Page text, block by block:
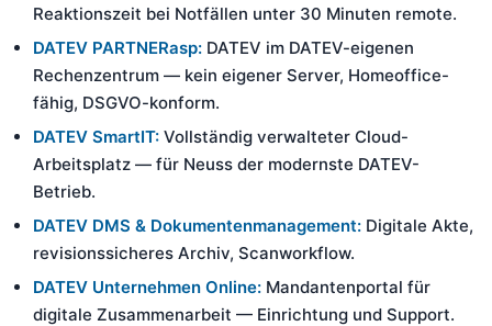
Reaktionszeit bei Notfällen unter 30 Minuten remote.
DATEV PARTNERasp: DATEV im DATEV-eigenen
Rechenzentrum — kein eigener Server, Homeoffice-
fähig, DSGVO-konform.
DATEV SmartIT: Vollständig verwalteter Cloud-
Arbeitsplatz — für Neuss der modernste DATEV-
Betrieb.
DATEV DMS & Dokumentenmanagement: Digitale Akte,
revisionssicheres Archiv, Scanworkflow.
DATEV Unternehmen Online: Mandantenportal für
digitale Zusammenarbeit — Einrichtung und Support.